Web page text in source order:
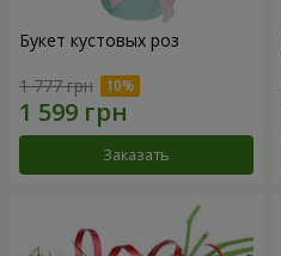
Букет кустовых роз
1 777 грн
Заказать